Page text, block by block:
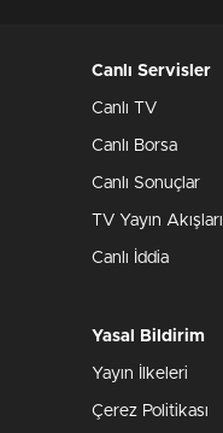
Canlı Servisler
Canlı TV
Canlı Borsa
Canlı Sonuçlar
TV Yayın Akışları
Canlı İddia
Yasal Bildirim
Yayın İlkeleri
Çerez Politikası